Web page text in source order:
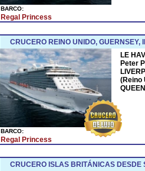
BARCO:
Regal Princess
CRUCERO REINO UNIDO,
BARCO:
Regal Princess
LE
Peter
(Reino
CRUCERO ISLAS BRITÁNICAS DESDE